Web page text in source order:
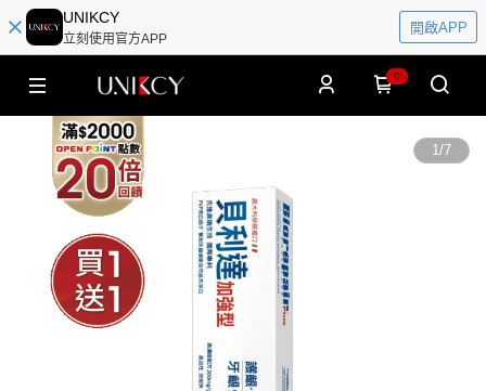
UNIKCY
立刻使用官方APP
開啟APP
0
1/7